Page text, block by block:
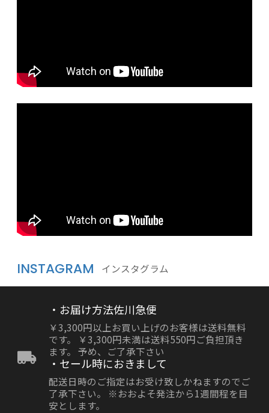
INSTAGRAM インスタグラム
・お届け方法佐川急便
￥3,300円以上お買い上げのお客様は送料無料
です。 ￥3,300円未満は送料550円ご負担頂き
ます。 予め、ご了承下さい
・セール時におきまして
配送日時のご指定はお受け致しかねますのでご
了承下さい。 ※おおよそ発注から1週間程を目
安とします。